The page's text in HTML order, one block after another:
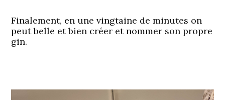
Finalement, en une vingtaine de minutes on
peut belle et bien créer et nommer son propre
gin.